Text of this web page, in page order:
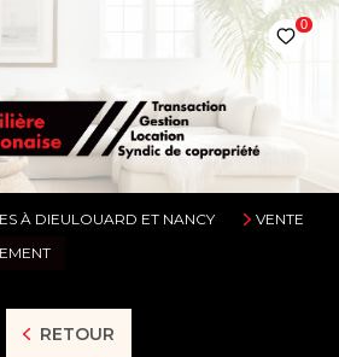
0
À DIEULOUARD ET NANCY
VENTE
RETOUR